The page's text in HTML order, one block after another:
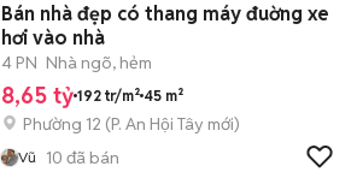
Bán nhà đẹp có thang máy đuờng xe
hơi vào nhà
4 PN Nhà ngõ, hẻm
8,65 tỷ 192 tr/m² 45 m²
Phường 12 (P. An Hội Tây mới)
Vũ 10 đã bán